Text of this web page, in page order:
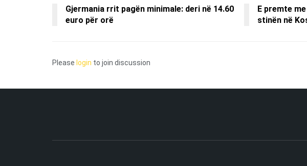
Gjermania rrit pagën minimale: deri në 14.60
euro për orë
E premte
stinën në
Please login to join discussion